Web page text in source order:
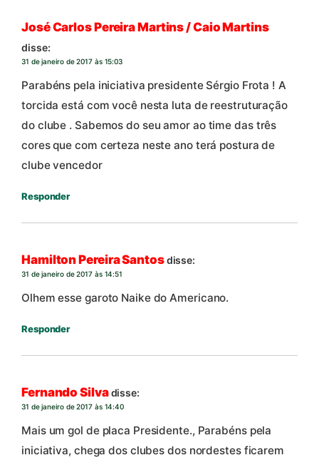
José Carlos Pereira Martins / Caio Martins
disse:
31 de janeiro de 2017 às 15:03
Parabéns pela iniciativa presidente Sérgio Frota ! A
torcida está com você nesta luta de reestruturação
do clube . Sabemos do seu amor ao time das três
cores que com certeza neste ano terá postura de
clube vencedor
Responder
Hamilton Pereira Santosdisse:
31 de janeiro de 2017 às 14:51
Olhem esse garoto Naike do Americano.
Responder
Fernando Silvadisse:
31 de janeiro de 2017 às 14:40
Mais um gol de placa Presidente., Parabéns pela
iniciativa, chega dos clubes dos nordestes ficarem